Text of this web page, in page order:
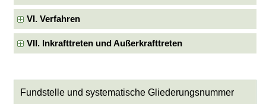
VI. Verfahren
VII. Inkrafttreten und Außerkrafttreten
Fundstelle und systematische Gliederungsnummer